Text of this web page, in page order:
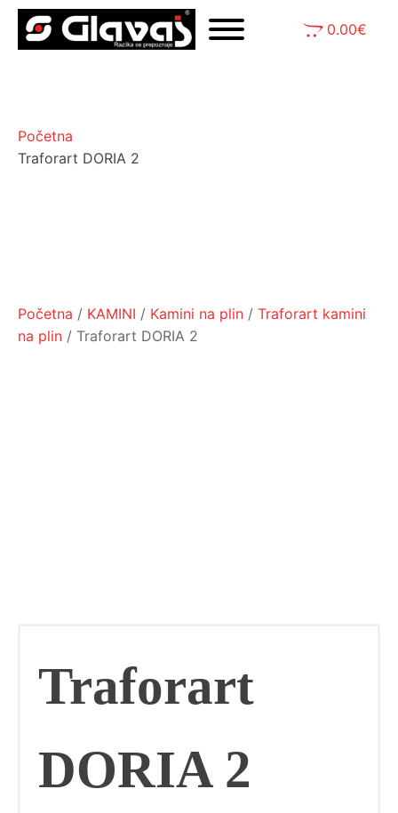
0.00€
Početna
Traforart DORIA 2
Početna / KAMINI / Kamini na plin / Traforart kamini
na plin / Traforart DORIA 2
Traforart
DORIA 2